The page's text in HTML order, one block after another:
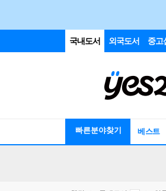
국내도서 외국도서 중고
빠른분야찾기 베스트